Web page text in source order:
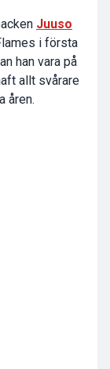
Juuso
i första
han vara på
allt svårare
åren.